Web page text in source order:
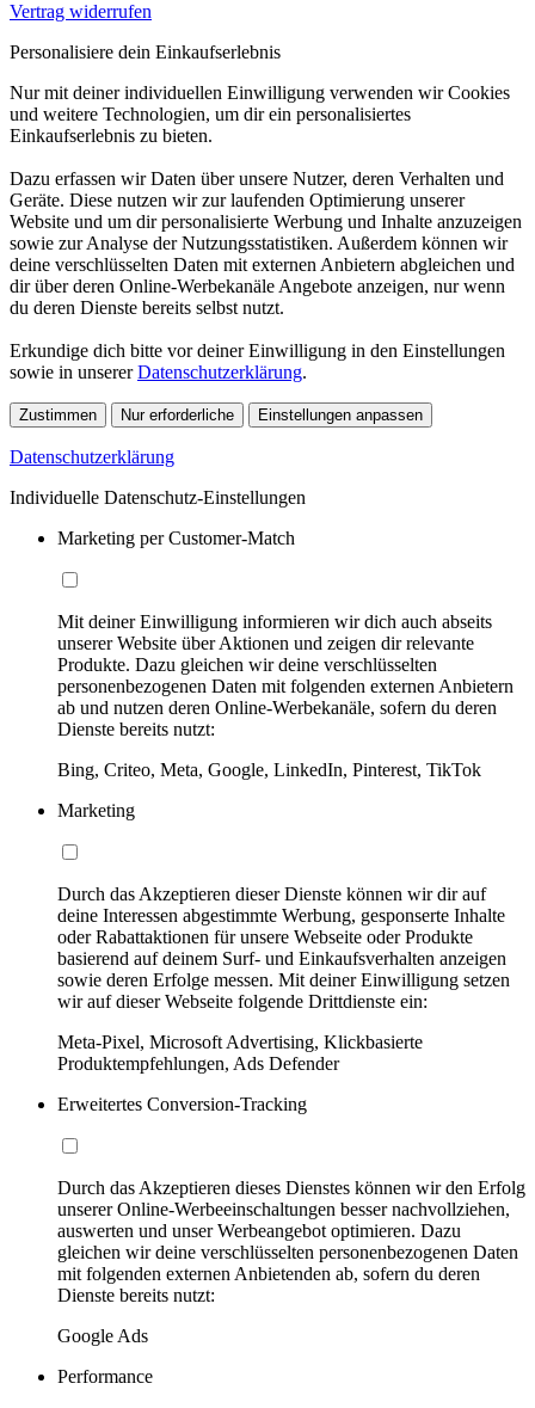
Vertrag widerrufen
Personalisiere dein Einkaufserlebnis
Nur mit deiner individuellen Einwilligung verwenden wir Cookies
und weitere Technologien, um dir ein personalisiertes
Einkaufserlebnis zu bieten.
Dazu erfassen wir Daten über unsere Nutzer, deren Verhalten und
Geräte. Diese nutzen wir zur laufenden Optimierung unserer
Website und um dir personalisierte Werbung und Inhalte anzuzeigen
sowie zur Analyse der Nutzungsstatistiken. Außerdem können wir
deine verschlüsselten Daten mit externen Anbietern abgleichen und
dir über deren Online-Werbekanäle Angebote anzeigen, nur wenn
du deren Dienste bereits selbst nutzt.
Erkundige dich bitte vor deiner Einwilligung in den Einstellungen
sowie in unsererDatenschutzerklärung.
Zustimmen Nur erforderliche Einstellungen anpassen
Datenschutzerklärung
Individuelle Datenschutz-Einstellungen
Marketing per Customer-Match
Mit deiner Einwilligung informieren wir dich auch abseits
unserer Website über Aktionen und zeigen dir relevante
Produkte. Dazu gleichen wir deine verschlüsselten
personenbezogenen Daten mit folgenden externen Anbietern
ab und nutzen deren Online-Werbekanäle, sofern du deren
Dienste bereits nutzt:
Bing, Criteo, Meta, Google, LinkedIn, Pinterest, TikTok
Marketing
Durch das Akzeptieren dieser Dienste können wir dir auf
deine Interessen abgestimmte Werbung, gesponserte Inhalte
oder Rabattaktionen für unsere Webseite oder Produkte
basierend auf deinem Surf- und Einkaufsverhalten anzeigen
sowie deren Erfolge messen. Mit deiner Einwilligung setzen
wir auf dieser Webseite folgende Drittdienste ein:
Meta-Pixel, Microsoft Advertising, Klickbasierte
Produktempfehlungen, Ads Defender
Erweitertes Conversion-Tracking
Durch das Akzeptieren dieses Dienstes können wir den Erfolg
unserer Online-Werbeeinschaltungen besser nachvollziehen,
auswerten und unser Werbeangebot optimieren. Dazu
gleichen wir deine verschlüsselten personenbezogenen Daten
mit folgenden externen Anbietenden ab, sofern du deren
Dienste bereits nutzt:
Google Ads
Performance